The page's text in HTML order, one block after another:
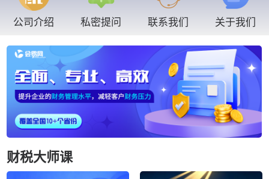
公司介绍 私密提问 联系我们 关于我们
财税大师课